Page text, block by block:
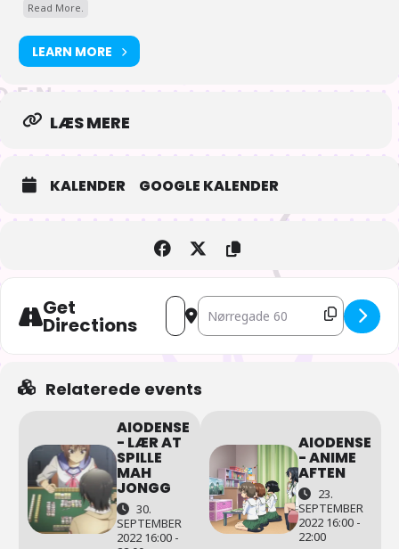
Read More.
LEARN MORE
LÆS MERE
KALENDER GOOGLE KALENDER
Get
Directions
Address - AIOdense – Yokai [Irla87iso]
Destination Address - AIOdense –
Relaterede events
AIODENSE
- LÆR AT
SPILLE
MAH
JONGG
30.
SEPTEMBER
2022 16:00 -
AIODENSE
- ANIME
AFTEN
23.
SEPTEMBER
2022 16:00 -
22:00